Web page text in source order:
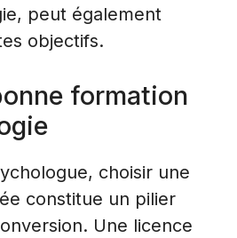
peut également
objectifs.
formation
choisir une
constitue un pilier
Une licence